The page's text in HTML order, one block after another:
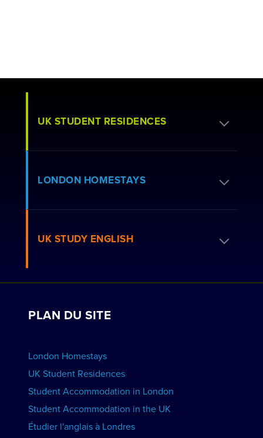
UK STUDENT RESIDENCES
Demande de résidence
VOIR LES RÉSIDENCES
LONDON HOMESTAYS
Réservez un séjour chez l'habitant
Travaillez avec nous
UK STUDY ENGLISH
Voir les écoles
PLAN DU SITE
London Homestays
UK Student Residences
Student Accommodation in London
Student Accommodation in the UK
Étudier l'anglais à Londres